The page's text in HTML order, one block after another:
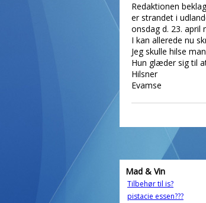
Redaktionen
er strandet i
onsdag d. 23. april
I kan allerede nu
Jeg skulle hilse
Hun glæder sig til
Hilsner
Evamse
Mad & Vin
Tilbehør til is?
pistacie essen???